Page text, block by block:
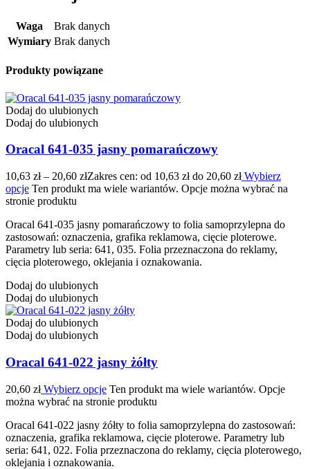
Waga
Brak danych
Wymiary Brak danych
Produkty powiązane
Dodaj do ulubionych
Dodaj do ulubionych
Oracal 641-035 jasny pomarańczowy
10,63 zł – 20,60 złZakres cen: od 10,63 zł do 20,60 złWybierz
opcje Ten produkt ma wiele wariantów. Opcje można wybrać na
stronie produktu
Oracal 641-035 jasny pomarańczowy to folia samoprzylepna do
zastosowań: oznaczenia, grafika reklamowa, cięcie ploterowe.
Parametry lub seria: 641, 035. Folia przeznaczona do reklamy,
cięcia ploterowego, oklejania i oznakowania.
Dodaj do ulubionych
Dodaj do ulubionych
Dodaj do ulubionych
Dodaj do ulubionych
Oracal 641-022 jasny żółty
20,60 złWybierz opcje Ten produkt ma wiele wariantów. Opcje
można wybrać na stronie produktu
Oracal 641-022 jasny żółty to folia samoprzylepna do zastosowań:
oznaczenia, grafika reklamowa, cięcie ploterowe. Parametry lub
seria: 641, 022. Folia przeznaczona do reklamy, cięcia ploterowego,
oklejania i oznakowania.